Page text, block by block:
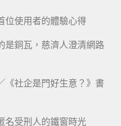
位使用者的體驗心得
是銅瓦，慈濟人澄清網路
《社企是門好生意？》書
名受刑人的鐵窗時光